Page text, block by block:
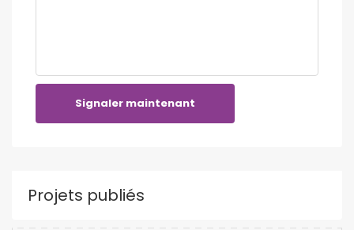
Signaler maintenant
Projets publiés